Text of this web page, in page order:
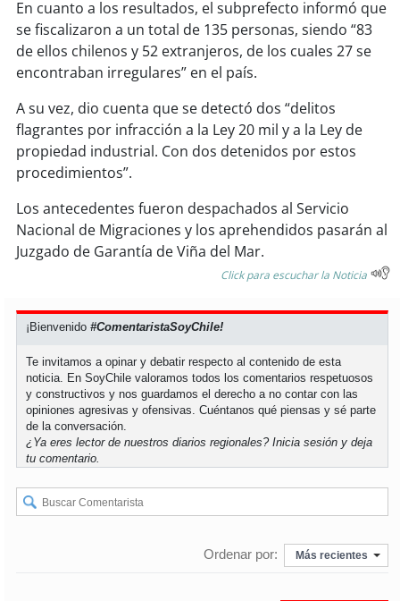
soychillán
soysancarlos
soyconcepción
soycoronel
soyarauco
soyvaldivia
soyosorno
soypuertomontt
soychiloé
En cuanto a los resultados, el subprefecto informó que
se fiscalizaron a un total de 135 personas, siendo “83
de ellos chilenos y 52 extranjeros, de los cuales 27 se
encontraban irregulares” en el país.
A su vez, dio cuenta que se detectó dos “delitos
flagrantes por infracción a la Ley 20 mil y a la Ley de
propiedad industrial. Con dos detenidos por estos
procedimientos”.
Los antecedentes fueron despachados al Servicio
Nacional de Migraciones y los aprehendidos pasarán al
Juzgado de Garantía de Viña del Mar.
Click para escuchar la Noticia
¡Bienvenido#ComentaristaSoyChile!
Te invitamos a opinar y debatir respecto al contenido de esta
noticia. En SoyChile valoramos todos los comentarios respetuosos
y constructivos y nos guardamos el derecho a no contar con las
opiniones agresivas y ofensivas. Cuéntanos qué piensas y sé parte
de la conversación.
¿Ya eres lector de nuestros diarios regionales?Inicia sesión y deja
tu comentario.
Ordenar por: Más recientes